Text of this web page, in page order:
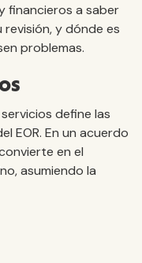
financieros a saber
y dónde es
problemas.
define las
EOR. En un acuerdo
en el
asumiendo la